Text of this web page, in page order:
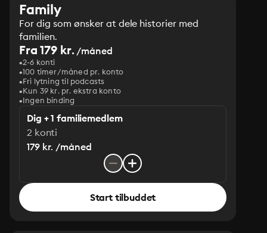
Family
For dig som ønsker at dele historier med
familien.
Fra 179 kr./måned
2-6 konti
100 timer/måned pr. konto
Fri lytning til podcasts
Kun 39 kr. pr. ekstra konto
Ingen binding
Dig + 1 familiemedlem
2 konti
179 kr. /måned
Start tilbuddet